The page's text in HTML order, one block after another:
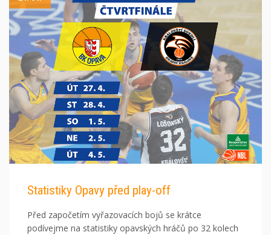
Statistiky Opavy před play-off
Před započetím vyřazovacích bojů se krátce
podívejme na statistiky opavských hráčů po 32 kolech